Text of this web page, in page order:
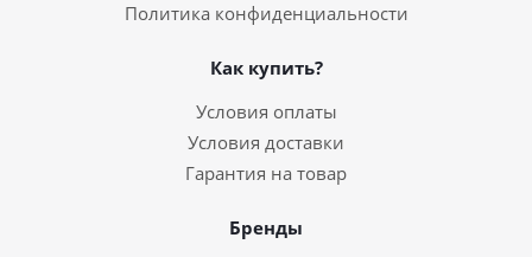
Политика конфиденциальности
Как купить?
Условия оплаты
Условия доставки
Гарантия на товар
Бренды